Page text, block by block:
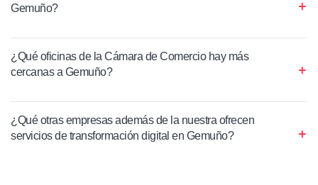
Gemuño?
¿Qué oficinas de la Cámara de Comercio hay más
cercanas a Gemuño?
¿Qué otras empresas además de la nuestra ofrecen
servicios de transformación digital en Gemuño?